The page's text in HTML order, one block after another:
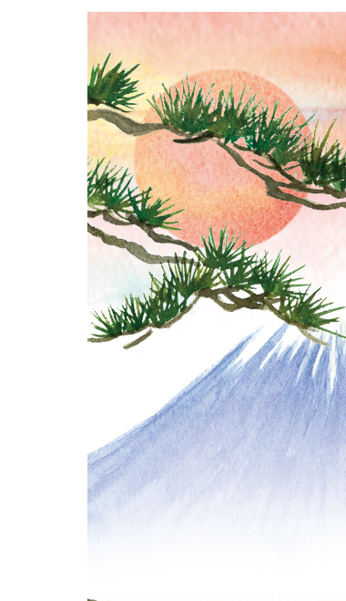
デザイン
About me
Contact